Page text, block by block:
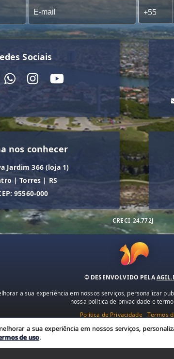
Sociais
nos conhecer
Jardim 366 (loja 1)
| Torres | RS
95560-000
CRECI 24.772J
© DESENVOLVIDO PELA
a sua experiência em nossos serviços, personalizar
nossa política de privacidade e
Política de Privacidade
Termos
a sua experiência em nossos serviços,
de uso.